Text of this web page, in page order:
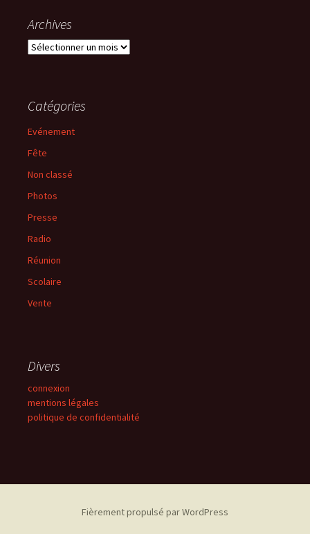
Archives
Archives
Catégories
Evénement
Fête
Non classé
Photos
Presse
Radio
Réunion
Scolaire
Vente
Divers
connexion
mentions légales
politique de confidentialité
Fièrement propulsé par WordPress